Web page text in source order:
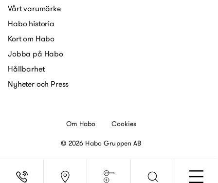
Vårt varumärke
Habo historia
Kort om Habo
Jobba på Habo
Hållbarhet
Nyheter och Press
© 2026 Habo Gruppen AB
Om Habo Cookies